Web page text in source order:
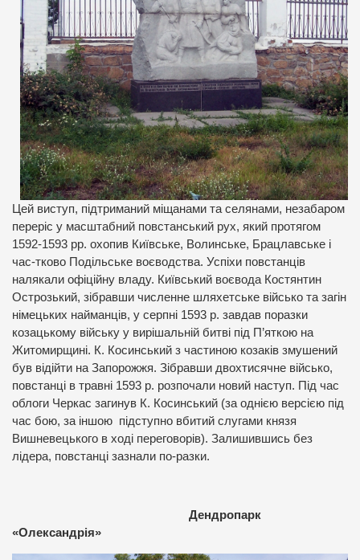
Цей виступ, підтриманий міщанами та селянами, незабаром
переріс у масштабний повстанський рух, який протягом
1592-1593 pp. охопив Київське, Волинське, Брацлавське і
час-тково Подільське воєводства. Успіхи повстанців
налякали офіційну владу. Київський воєвода Костянтин
Острозький, зібравши численне шляхетське військо та загін
німецьких найманців, у серпні 1593 р. завдав поразки
козацькому війську у вирішальній битві під П’яткою на
Житомирщині. К. Косинський з частиною козаків змушений
був відійти на Запорожжя. Зібравши двохтисячне військо,
повстанці в травні 1593 р. розпочали новий наступ. Під час
облоги Черкас загинув К. Косинський (за однією версією під
час бою, за іншою підступно вбитий слугами князя
Вишневецького в ході переговорів). Залишившись без
лідера, повстанці зазнали по-разки.
Дендропарк
«Олександрія»